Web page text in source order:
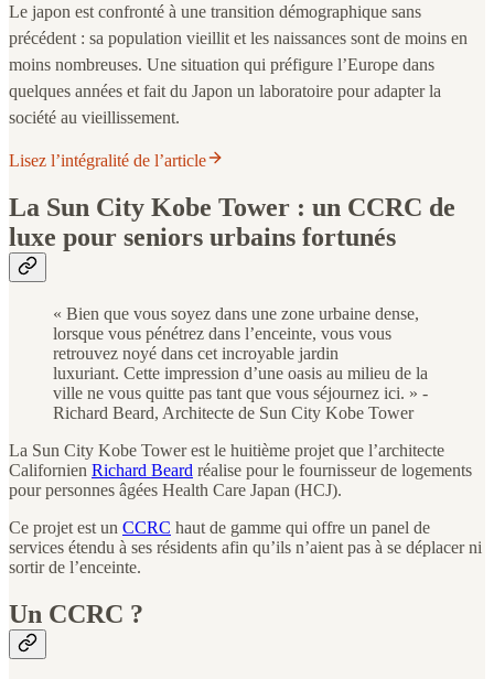
Le japon est confronté à une transition démographique sans
précédent : sa population vieillit et les naissances sont de moins en
moins nombreuses. Une situation qui préfigure l’Europe dans
quelques années et fait du Japon un laboratoire pour adapter la
société au vieillissement.
Lisez l’intégralité de l’article
La Sun City Kobe Tower : un CCRC de
luxe pour seniors urbains fortunés
« Bien que vous soyez dans une zone urbaine dense,
lorsque vous pénétrez dans l’enceinte, vous vous
retrouvez noyé dans cet incroyable jardin
luxuriant. Cette impression d’une oasis au milieu de la
ville ne vous quitte pas tant que vous séjournez ici. » -
Richard Beard, Architecte de Sun City Kobe Tower
La Sun City Kobe Tower est le huitième projet que l’architecte
Californien Richard Beard réalise pour le fournisseur de logements
pour personnes âgées Health Care Japan (HCJ).
Ce projet est un CCRC haut de gamme qui offre un panel de
services étendu à ses résidents afin qu’ils n’aient pas à se déplacer ni
sortir de l’enceinte.
Un CCRC ?